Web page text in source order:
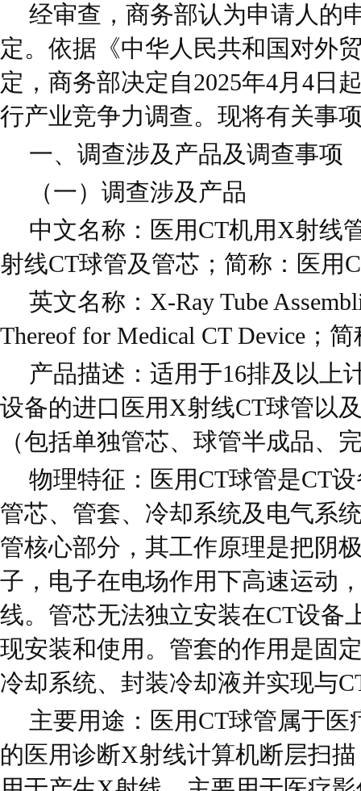
经审查，商务部认为申请人的
定。依据《中华人民共和国对外
定，商务部决定自2025年4月4日
行产业竞争力调查。现将有关事
一、调查涉及产品及调查事项
（一）调查涉及产品
中文名称：医用CT机用X射线
射线CT球管及管芯；简称：医用
英文名称：X-Ray Tube
Thereof for Medical CT Device；
产品描述：适用于16排及以上
设备的进口医用X射线CT球管以
（包括单独管芯、球管半成品、
物理特征：医用CT球管是CT
管芯、管套、冷却系统及电气系
管核心部分，其工作原理是把阴
子，电子在电场作用下高速运动
线。管芯无法独立安装在CT设备
现安装和使用。管套的作用是固
冷却系统、封装冷却液并实现与
主要用途：医用CT球管属于
的医用诊断X射线计算机断层扫